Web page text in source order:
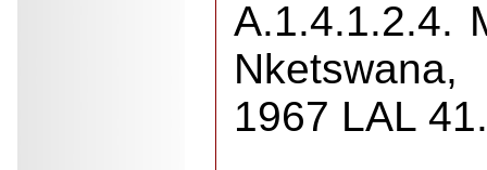
A.1.4.1.2.4.
1967 LAL 41.